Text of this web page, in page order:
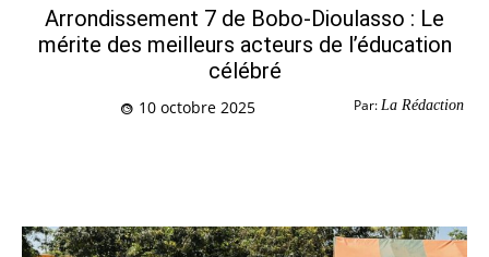
Arrondissement 7 de Bobo-Dioulasso : Le
mérite des meilleurs acteurs de l’éducation
célébré
Par: La Rédaction
10 octobre 2025